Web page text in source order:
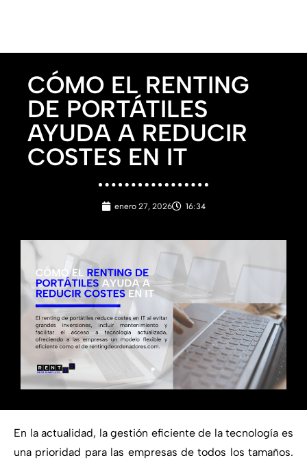
CÓMO EL RENTING
DE PORTÁTILES
AYUDA A REDUCIR
COSTES EN IT
enero 27, 2026 16:34
En la actualidad, la gestión eficiente de la tecnología es
una prioridad para las empresas de todos los tamaños.